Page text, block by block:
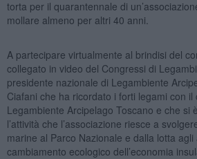
torta per il quarantennale di
mollare almeno per altri 40 anni.
A partecipare virtualmente al brindisi del
collegato in video del Congressi di
presidente nazionale di Legambiente
Ciafani che ha ricordato i forti legami con il
Legambiente Arcipelago Toscano e che si
l’attività che l’associazione riesce a
marine al Parco Nazionale e dalla lotta
cambiamento ecologico dell’economia